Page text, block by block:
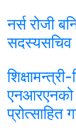
नर्स रोजी
सदस्यसचिव
एनआरएनको
प्रोत्साहित